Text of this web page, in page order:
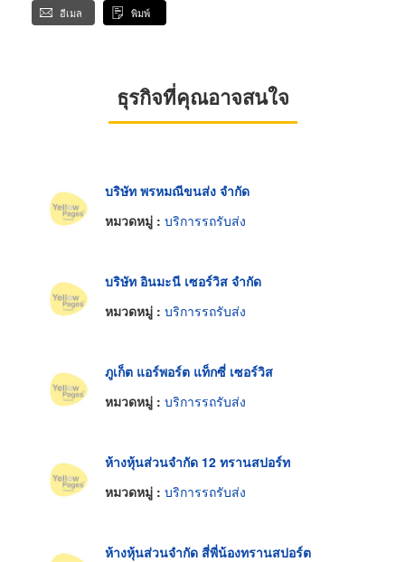
อีเมล พิมพ์
ธุรกิจที่คุณอาจสนใจ
บริษัท พรหมณีขนส่ง จำกัด
หมวดหมู่ : บริการรถรับส่ง
บริษัท อินมะนี เซอร์วิส จำกัด
หมวดหมู่ : บริการรถรับส่ง
ภูเก็ต แอร์พอร์ต แท็กซี่ เซอร์วิส
หมวดหมู่ : บริการรถรับส่ง
ห้างหุ้นส่วนจำกัด 12 ทรานสปอร์ท
หมวดหมู่ : บริการรถรับส่ง
ห้างหุ้นส่วนจำกัด สี่พี่น้องทรานสปอร์ต